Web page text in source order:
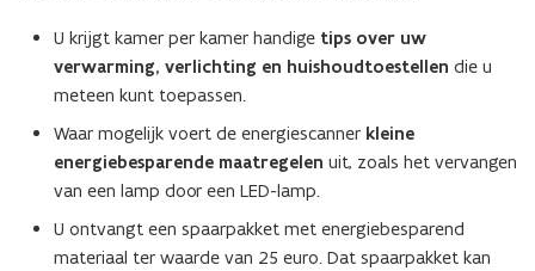
U krijgt kamer per kamer handige tips over uw
verwarming, verlichting en huishoudtoestellen die u
meteen kunt toepassen.
Waar mogelijk voert de energiescanner kleine
energiebesparende maatregelen uit, zoals het vervangen
van een lamp door een LED-lamp.
U ontvangt een spaarpakket met energiebesparend
materiaal ter waarde van 25 euro. Dat spaarpakket kan